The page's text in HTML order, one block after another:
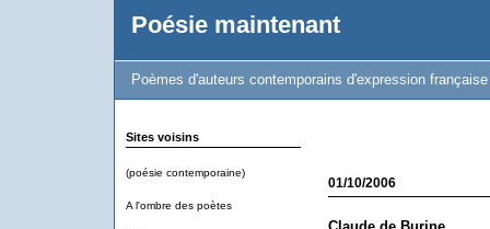
Poésie maintenant
Poèmes d'auteurs contemporains d'expression française
Sites voisins
(poésie contemporaine)
A l'ombre des poètes
01/10/2006